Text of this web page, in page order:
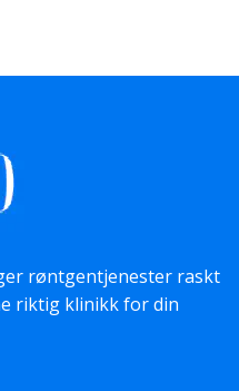
røntgentjenester raskt
riktig klinikk for din